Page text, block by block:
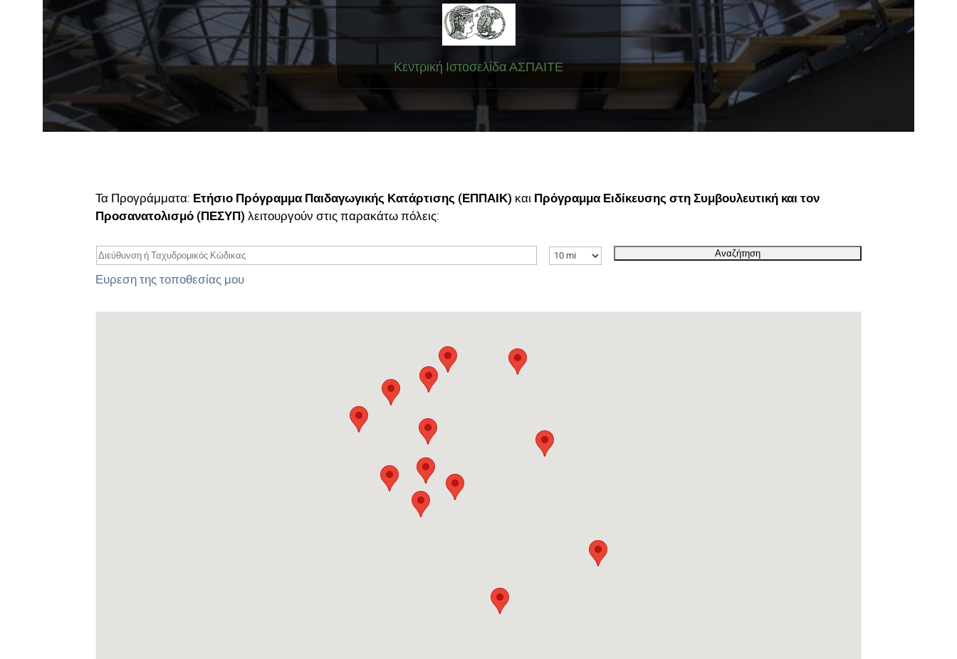
Κεντρική Ιστοσελίδα ΑΣΠΑΙΤΕ
Τα Προγράμματα: Ετήσιο Πρόγραμμα Παιδαγωγικής Κατάρτισης (ΕΠΠΑΙΚ) και Πρόγραμμα Ειδίκευσης στη Συμβουλευτική και τον
Προσανατολισμό (ΠΕΣΥΠ) λειτουργούν στις παρακάτω πόλεις:
Ευρεση της τοποθεσίας μου